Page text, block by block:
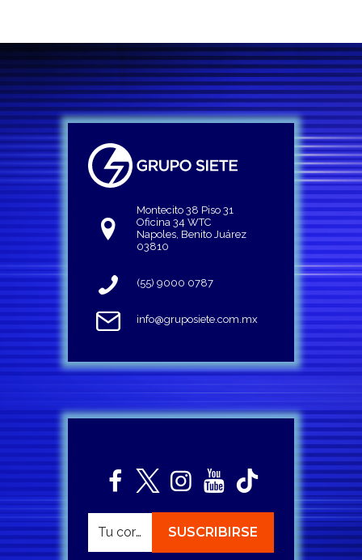
Montecito 38 Piso 31
Oficina 34 WTC
Napoles, Benito Juárez
03810
(55) 9000 0787
info@gruposiete.com.mx